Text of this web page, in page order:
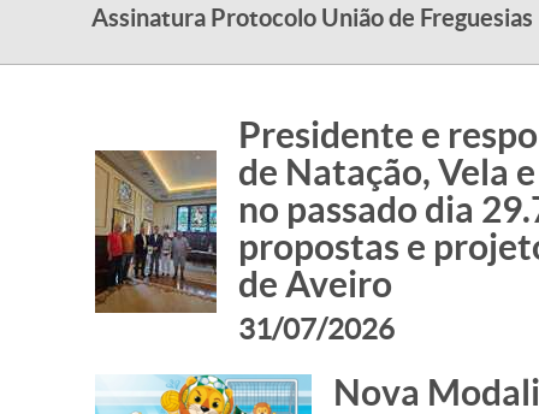
Assinatura Protocolo União de Freguesias
Presidente e
de Natação, Vela
no passado dia
propostas e
de Aveiro
31/07/2026
Nova